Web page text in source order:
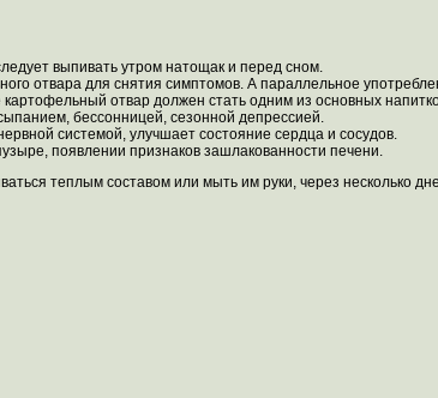
выпивать утром натощак и перед сном.
отвара для снятия симптомов. А параллельное
отвар должен стать одним из основных
бессонницей, сезонной депрессией.
системой, улучшает состояние сердца и сосудов.
появлении признаков зашлакованности печени.
теплым составом или мыть им руки, через несколько